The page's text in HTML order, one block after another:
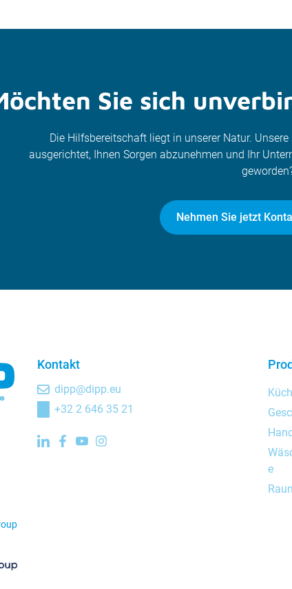
Sie sich
Die Hilfsbereitschaft liegt in unserer Natur.
ausgerichtet, Ihnen Sorgen abzunehmen und Ihr
Nehmen Sie jetzt
Kontakt
dipp@dipp.eu
+32 2 646 35 21
e